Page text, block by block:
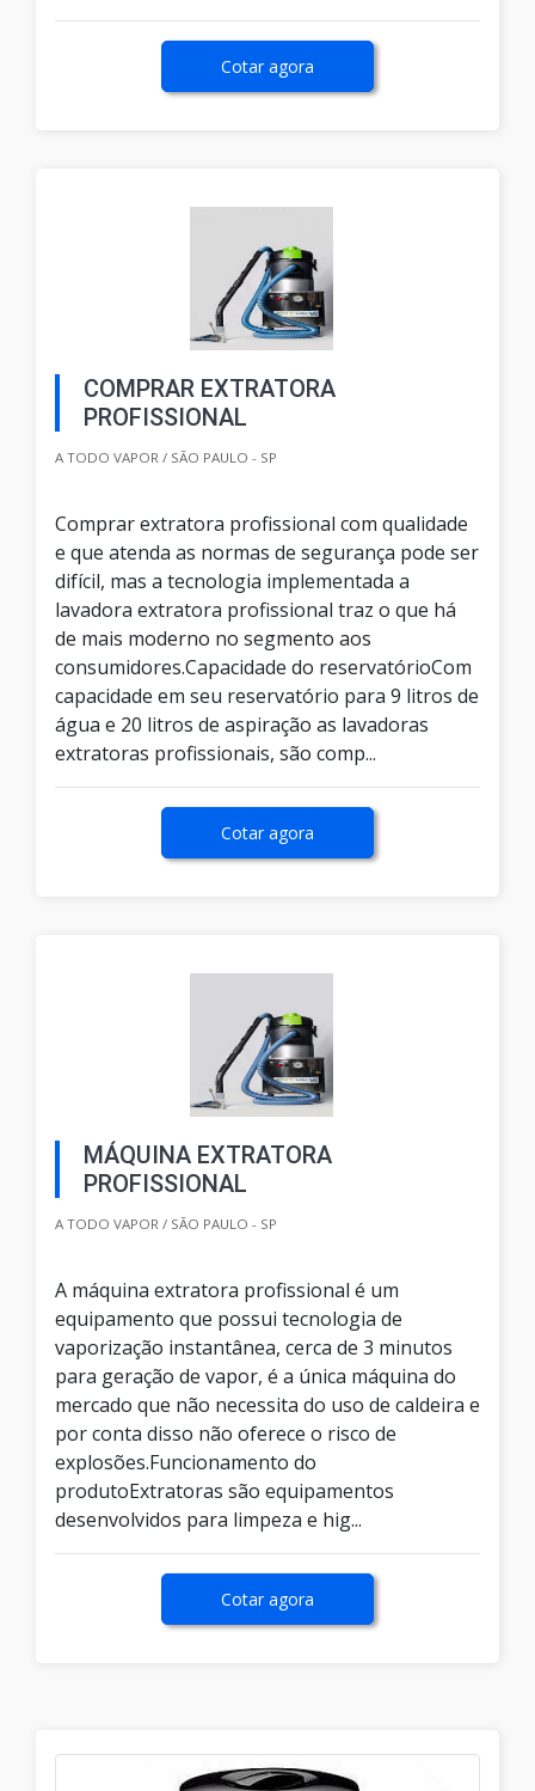
Cotar agora
COMPRAR EXTRATORA
PROFISSIONAL
A TODO VAPOR / SÃO PAULO - SP
Comprar extratora profissional com qualidade
e que atenda as normas de segurança pode ser
difícil, mas a tecnologia implementada a
lavadora extratora profissional traz o que há
de mais moderno no segmento aos
consumidores.Capacidade do reservatórioCom
capacidade em seu reservatório para 9 litros de
água e 20 litros de aspiração as lavadoras
extratoras profissionais, são comp...
Cotar agora
MÁQUINA EXTRATORA
PROFISSIONAL
A TODO VAPOR / SÃO PAULO - SP
A máquina extratora profissional é um
equipamento que possui tecnologia de
vaporização instantânea, cerca de 3 minutos
para geração de vapor, é a única máquina do
mercado que não necessita do uso de caldeira e
por conta disso não oferece o risco de
explosões.Funcionamento do
produtoExtratoras são equipamentos
desenvolvidos para limpeza e hig...
Cotar agora